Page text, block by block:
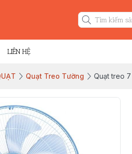
LIÊN HỆ
Quạt Treo Tường Quạt treo